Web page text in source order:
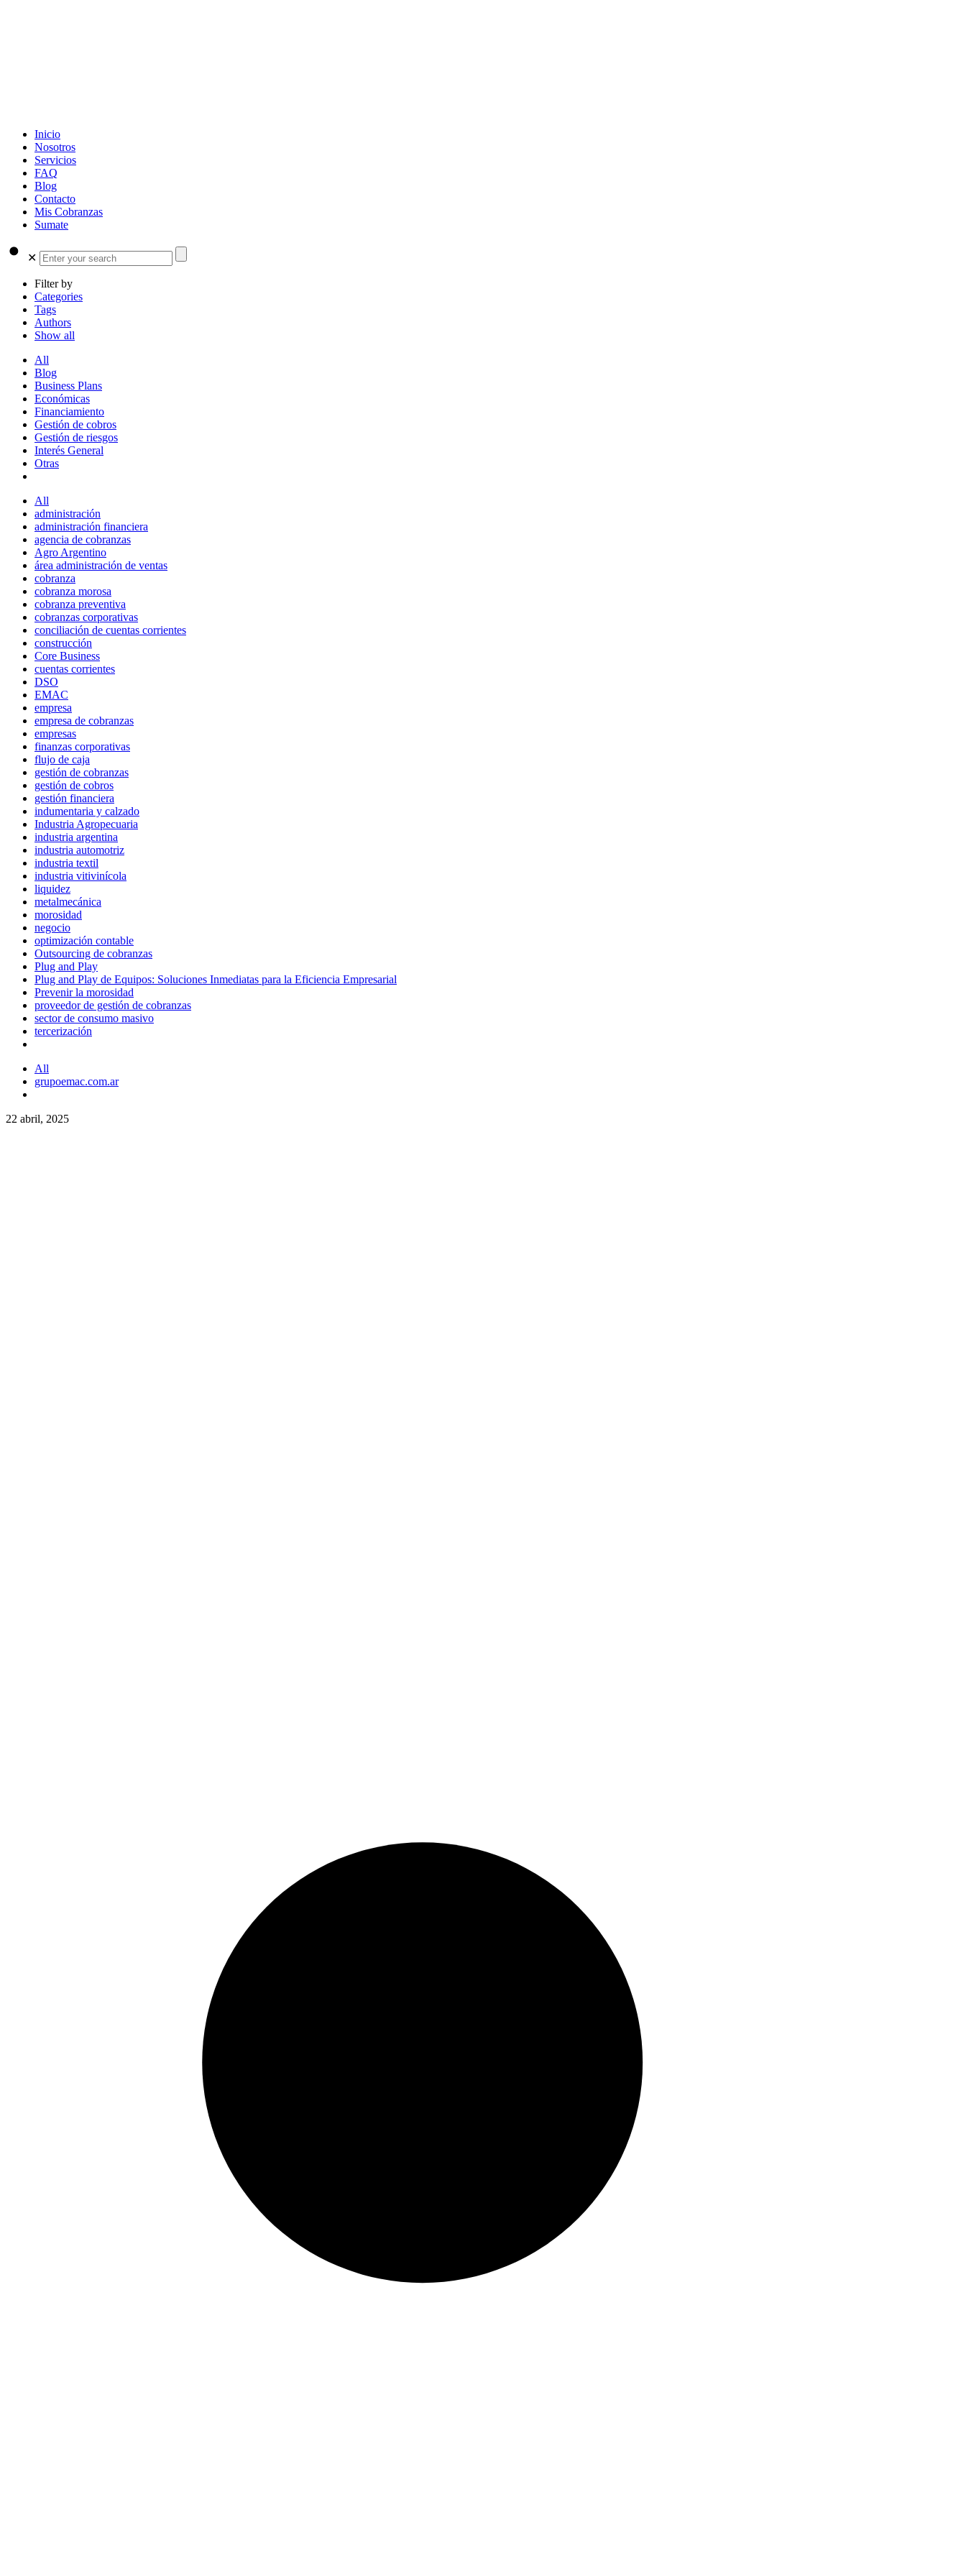
Inicio
Nosotros
Servicios
FAQ
Blog
Contacto
Mis Cobranzas
Sumate
✕
Filter by
Categories
Tags
Authors
Show all
All
Blog
Business Plans
Económicas
Financiamiento
Gestión de cobros
Gestión de riesgos
Interés General
Otras
All
administración
administración financiera
agencia de cobranzas
Agro Argentino
área administración de ventas
cobranza
cobranza morosa
cobranza preventiva
cobranzas corporativas
conciliación de cuentas corrientes
construcción
Core Business
cuentas corrientes
DSO
EMAC
empresa
empresa de cobranzas
empresas
finanzas corporativas
flujo de caja
gestión de cobranzas
gestión de cobros
gestión financiera
indumentaria y calzado
Industria Agropecuaria
industria argentina
industria automotriz
industria textil
industria vitivinícola
liquidez
metalmecánica
morosidad
negocio
optimización contable
Outsourcing de cobranzas
Plug and Play
Plug and Play de Equipos: Soluciones Inmediatas para la Eficiencia Empresarial
Prevenir la morosidad
proveedor de gestión de cobranzas
sector de consumo masivo
tercerización
All
grupoemac.com.ar
22 abril, 2025